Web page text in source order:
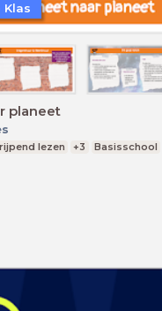
planeet
lezen +3 Basisschool
Klas